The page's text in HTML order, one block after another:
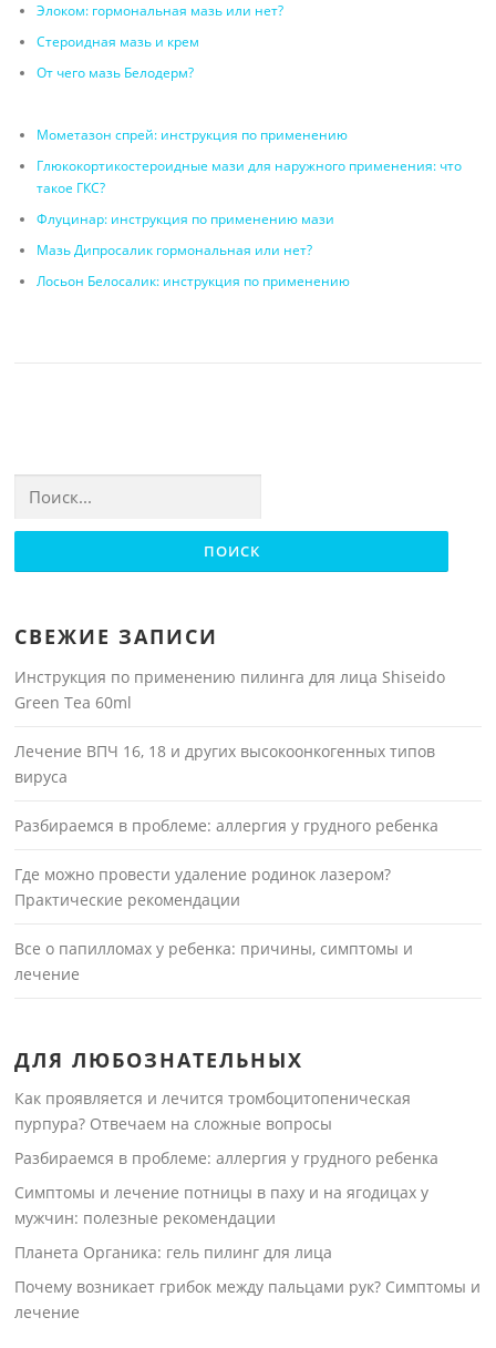
Элоком: гормональная мазь или нет?
Стероидная мазь и крем
От чего мазь Белодерм?
Мометазон спрей: инструкция по применению
Глюкокортикостероидные мази для наружного применения: что
такое ГКС?
Флуцинар: инструкция по применению мази
Мазь Дипросалик гормональная или нет?
Лосьон Белосалик: инструкция по применению
СВЕЖИЕ ЗАПИСИ
Инструкция по применению пилинга для лица Shiseido
Green Tea 60ml
Лечение ВПЧ 16, 18 и других высокоонкогенных типов
вируса
Разбираемся в проблеме: аллергия у грудного ребенка
Где можно провести удаление родинок лазером?
Практические рекомендации
Все о папилломах у ребенка: причины, симптомы и
лечение
ДЛЯ ЛЮБОЗНАТЕЛЬНЫХ
Как проявляется и лечится тромбоцитопеническая
пурпура? Отвечаем на сложные вопросы
Разбираемся в проблеме: аллергия у грудного ребенка
Симптомы и лечение потницы в паху и на ягодицах у
мужчин: полезные рекомендации
Планета Органика: гель пилинг для лица
Почему возникает грибок между пальцами рук? Симптомы и
лечение